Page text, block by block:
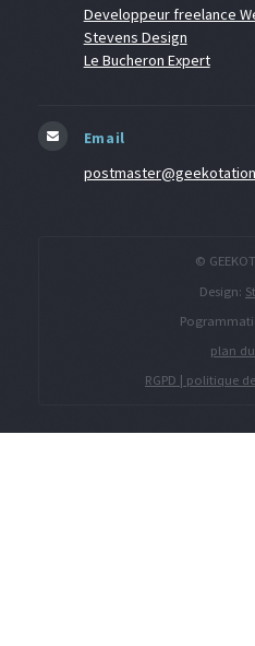
Developpeur freelance
Stevens Design
Le Bucheron Expert
Email
©
Design:
plan
RGPD | politique